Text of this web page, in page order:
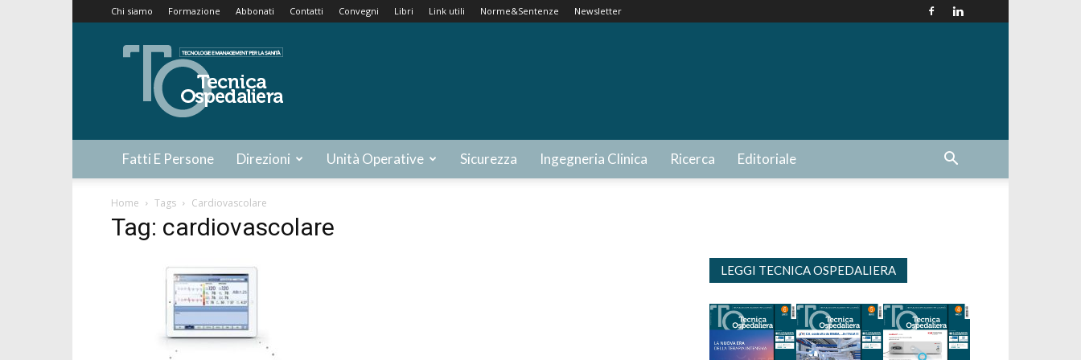
Chi siamo Formazione Abbonati Contatti Convegni Libri Link utili Norme&Sentenze Newsletter
Tecnica
Ospedaliera
Fatti E Persone Direzioni Unità Operative Sicurezza Ingegneria Clinica Ricerca Editoriale
Home Tags Cardiovascolare
Tag: cardiovascolare
LEGGI TECNICA OSPEDALIERA